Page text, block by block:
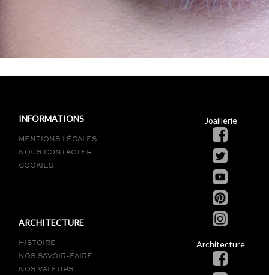
INFORMATIONS
MENTIONS LÉGALES
NOUS CONTACTER
COOKIES
ARCHITECTURE
HISTOIRE
NOS SAVOIR-FAIRE
NOS VALEURS
Joaillerie
Architecture